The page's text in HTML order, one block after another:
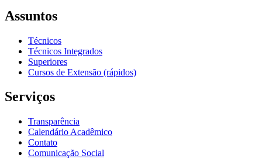
Assuntos
Técnicos
Técnicos Integrados
Superiores
Cursos de Extensão (rápidos)
Serviços
Transparência
Calendário Acadêmico
Contato
Comunicação Social